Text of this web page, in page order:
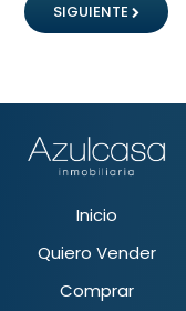
SIGUIENTE
Inicio
Quiero Vender
Comprar